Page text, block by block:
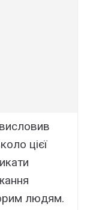
цієї
людям.